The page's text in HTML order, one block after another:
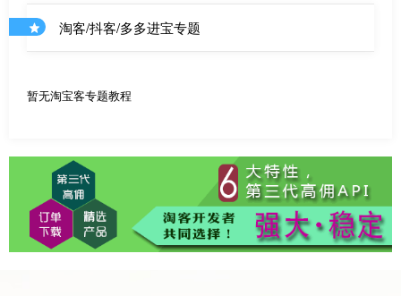
淘客/抖客/多多进宝专题
暂无淘宝客专题教程